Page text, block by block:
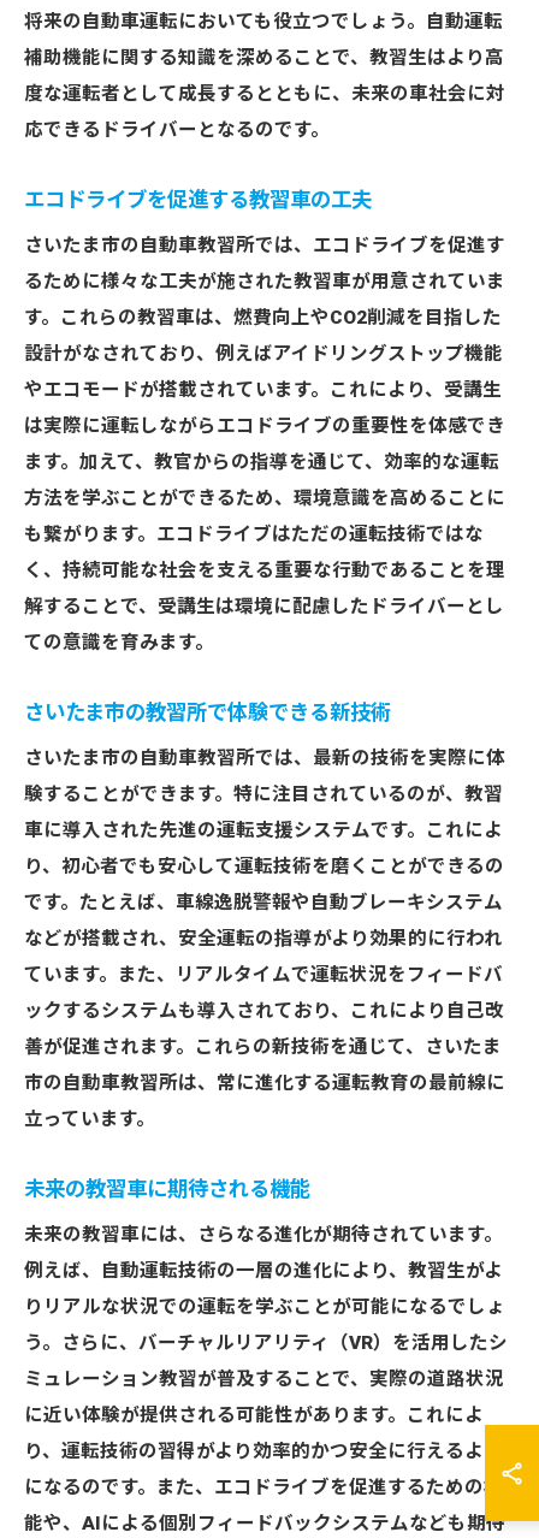
将来の自動車運転においても役立つでしょう。自動運転
補助機能に関する知識を深めることで、教習生はより高
度な運転者として成長するとともに、未来の車社会に対
応できるドライバーとなるのです。
エコドライブを促進する教習車の工夫
さいたま市の自動車教習所では、エコドライブを促進す
るために様々な工夫が施された教習車が用意されていま
す。これらの教習車は、燃費向上やCO2削減を目指した
設計がなされており、例えばアイドリングストップ機能
やエコモードが搭載されています。これにより、受講生
は実際に運転しながらエコドライブの重要性を体感でき
ます。加えて、教官からの指導を通じて、効率的な運転
方法を学ぶことができるため、環境意識を高めることに
も繋がります。エコドライブはただの運転技術ではな
く、持続可能な社会を支える重要な行動であることを理
解することで、受講生は環境に配慮したドライバーとし
ての意識を育みます。
さいたま市の教習所で体験できる新技術
さいたま市の自動車教習所では、最新の技術を実際に体
験することができます。特に注目されているのが、教習
車に導入された先進の運転支援システムです。これによ
り、初心者でも安心して運転技術を磨くことができるの
です。たとえば、車線逸脱警報や自動ブレーキシステム
などが搭載され、安全運転の指導がより効果的に行われ
ています。また、リアルタイムで運転状況をフィードバ
ックするシステムも導入されており、これにより自己改
善が促進されます。これらの新技術を通じて、さいたま
市の自動車教習所は、常に進化する運転教育の最前線に
立っています。
未来の教習車に期待される機能
未来の教習車には、さらなる進化が期待されています。
例えば、自動運転技術の一層の進化により、教習生がよ
りリアルな状況での運転を学ぶことが可能になるでしょ
う。さらに、バーチャルリアリティ（VR）を活用したシ
ミュレーション教習が普及することで、実際の道路状況
に近い体験が提供される可能性があります。これによ
り、運転技術の習得がより効率的かつ安全に行えるよう
になるのです。また、エコドライブを促進するための機
能や、AIによる個別フィードバックシステムなども期待